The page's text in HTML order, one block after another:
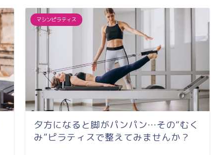
マシンピラティス
夕方になると脚がパンパン…その“むく
み”ピラティスで整えてみませんか？